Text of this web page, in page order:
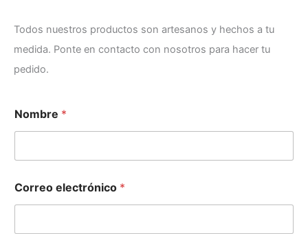
Todos nuestros productos son artesanos y hechos a tu
medida. Ponte en contacto con nosotros para hacer tu
pedido.
Nombre *
Correo electrónico *